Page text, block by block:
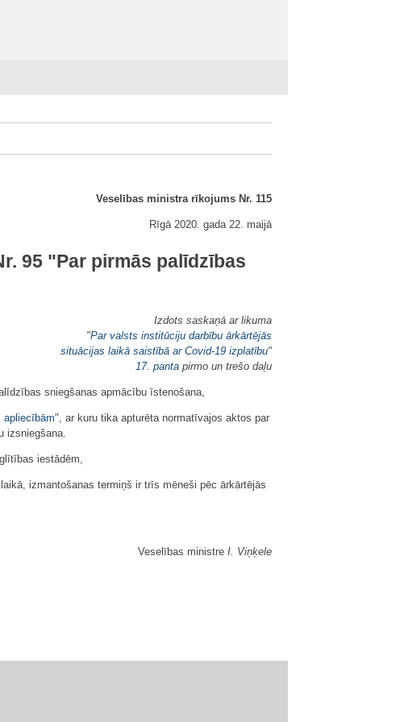
Veselības ministra rīkojums Nr. 115
Rīgā 2020. gada 22. maijā
95 "Par pirmās palīdzības
Izdots saskaņā ar likuma
"Par valsts institūciju darbību ārkārtējās
situācijas laikā saistībā ar Covid-19 izplatību"
17. panta pirmo un trešo daļu
sniegšanas apmācību īstenošana,
apliecībām", ar kuru tika apturēta normatīvajos aktos par
izsniegšana.
iestādēm,
izmantošanas termiņš ir trīs mēneši pēc ārkārtējās
Veselības ministre I. Viņķele